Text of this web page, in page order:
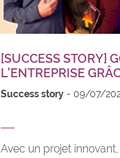
[SUCCESS STORY]
L'ENTREPRISE
Success story 09/07/
Avec un projet